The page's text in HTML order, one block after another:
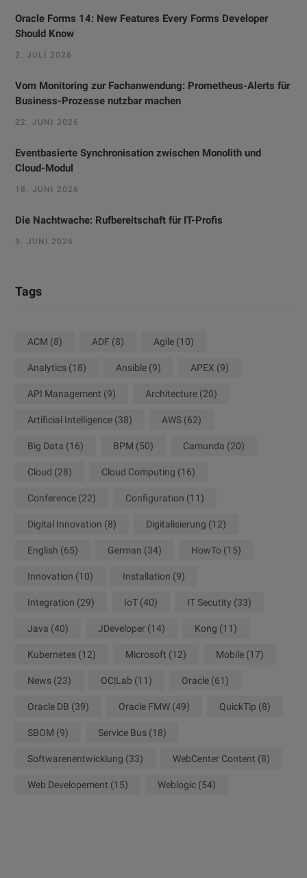
Oracle Forms 14: New Features Every Forms Developer
Should Know
2. JULI 2026
Vom Monitoring zur Fachanwendung: Prometheus-Alerts für
Business-Prozesse nutzbar machen
22. JUNI 2026
Eventbasierte Synchronisation zwischen Monolith und
Cloud-Modul
18. JUNI 2026
Die Nachtwache: Rufbereitschaft für IT-Profis
9. JUNI 2026
Tags
ACM (8) ADF (8) Agile (10)
Analytics (18) Ansible (9) APEX (9)
API Management (9) Architecture (20)
Artificial Intelligence (38) AWS (62)
Big Data (16) BPM (50) Camunda (20)
Cloud (28) Cloud Computing (16)
Conference (22) Configuration (11)
Digital Innovation (8) Digitalisierung (12)
English (65) German (34) HowTo (15)
Innovation (10) Installation (9)
Integration (29) IoT (40) IT Secutity (33)
Java (40) JDeveloper (14) Kong (11)
Kubernetes (12) Microsoft (12) Mobile (17)
News (23) OC|Lab (11) Oracle (61)
Oracle DB (39) Oracle FMW (49) QuickTip (8)
SBOM (9) Service Bus (18)
Softwarenentwicklung (33) WebCenter Content (8)
Web Developement (15) Weblogic (54)